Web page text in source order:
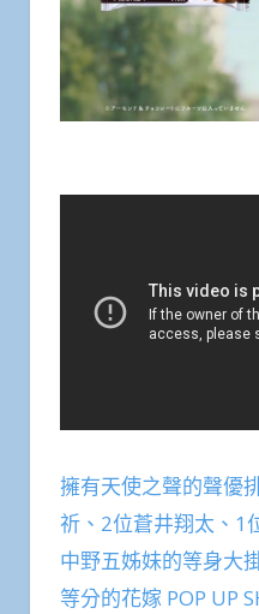
擁有天使之聲的聲優
祈、2位蒼井翔太、1
中野五姊妹的等身大
等分的花嫁 POP UP